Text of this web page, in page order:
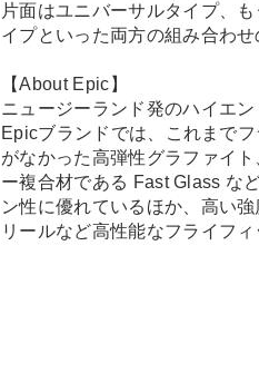
片面はユニバーサルタイプ、
イプといった両方の組み合わせ
【About Epic】
ニュージーランド発のハイエ
Epicブランドでは、これまで
がなかった高弾性グラファイ
ー複合材である Fast Glass な
ン性に優れているほか、高い
リールなど高性能なフライフ